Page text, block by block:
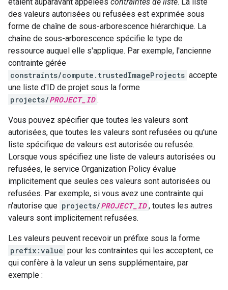
des valeurs autorisées ou refusées est exprimée sous
forme de chaîne de sous-arborescence hiérarchique. La
chaîne de sous-arborescence spécifie le type de
ressource auquel elle s'applique. Par exemple, l'ancienne
contrainte gérée
constraints/compute.trustedImageProjects accepte
une liste d'ID de projet sous la forme
projects/PROJECT_ID .
Vous pouvez spécifier que toutes les valeurs sont
autorisées, que toutes les valeurs sont refusées ou qu'une
liste spécifique de valeurs est autorisée ou refusée.
Lorsque vous spécifiez une liste de valeurs autorisées ou
refusées, le service Organization Policy évalue
implicitement que seules ces valeurs sont autorisées ou
refusées. Par exemple, si vous avez une contrainte qui
n'autorise que projects/PROJECT_ID , toutes les autres
valeurs sont implicitement refusées.
Les valeurs peuvent recevoir un préfixe sous la forme
prefix:value pour les contraintes qui les acceptent, ce
qui confère à la valeur un sens supplémentaire, par
exemple :